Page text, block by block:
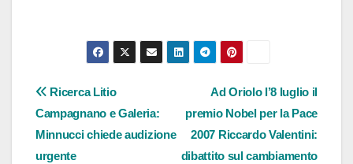
Navigazione
articoli
Ad Oriolo l’8 luglio il
premio Nobel per la Pace
2007 Riccardo Valentini:
dibattito sul cambiamento
Ricerca Litio
Campagnano e Galeria:
Minnucci chiede audizione
urgente